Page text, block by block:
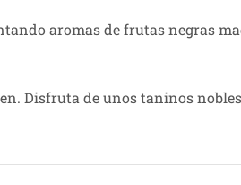
aromas de frutas negras
Disfruta de unos taninos